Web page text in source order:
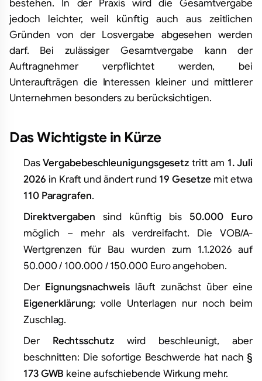
bestehen. In der Praxis wird die Gesamtvergabe
jedoch leichter, weil künftig auch aus zeitlichen
Gründen von der Losvergabe abgesehen werden
darf. Bei zulässiger Gesamtvergabe kann der
Auftragnehmer verpflichtet werden, bei
Unteraufträgen die Interessen kleiner und mittlerer
Unternehmen besonders zu berücksichtigen.
Das Wichtigste in Kürze
DasVergabebeschleunigungsgesetz tritt am 1. Juli
2026 in Kraft und ändert rund 19 Gesetzemit etwa
110 Paragrafen.
Direktvergaben sind künftig bis 50.000 Euro
möglich – mehr als verdreifacht. Die VOB/A-
Wertgrenzen für Bau wurden zum 1.1.2026 auf
50.000 / 100.000 / 150.000 Euro angehoben.
Der Eignungsnachweisläuft zunächst über eine
Eigenerklärung; volle Unterlagen nur noch beim
Zuschlag.
Der Rechtsschutzwird beschleunigt, aber
beschnitten: Die sofortige Beschwerde hat nach §
173 GWB keine aufschiebende Wirkung mehr.